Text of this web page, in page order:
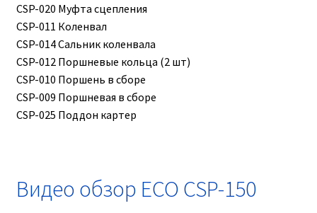
CSP-020 Муфта сцепления
CSP-011 Коленвал
CSP-014 Сальник коленвала
CSP-012 Поршневые кольца (2 шт)
CSP-010 Поршень в сборе
CSP-009 Поршневая в сборе
CSP-025 Поддон картер
Видео обзор ECO CSP-150